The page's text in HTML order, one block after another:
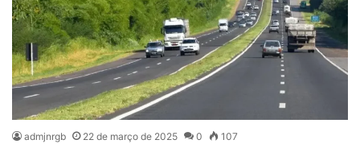
admjnrgb 22 de março de 2025 0 107